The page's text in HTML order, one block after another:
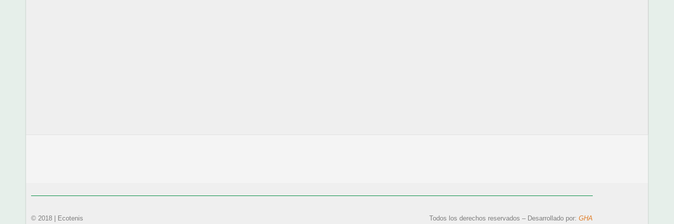
© 2018 | Ecotenis Todos los derechos reservados – Desarrollado por: GHA